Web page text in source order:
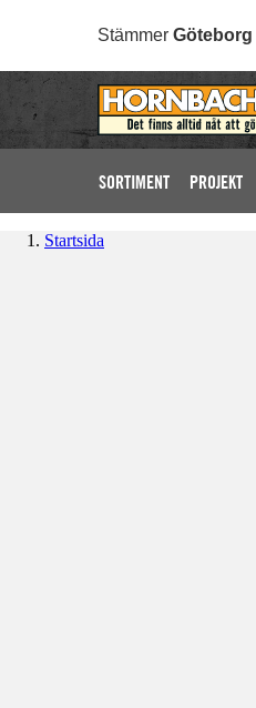
Stämmer Göteborg
SORTIMENT PROJEKT
Startsida